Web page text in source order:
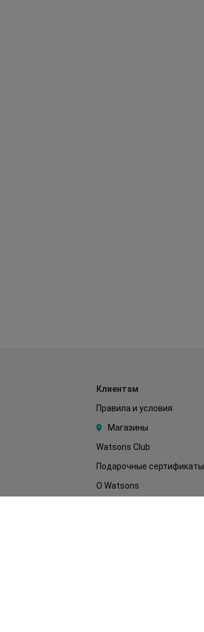
Клиентам
Правила и условия
Магазины
Watsons Club
Подарочные сертификаты
О Watsons